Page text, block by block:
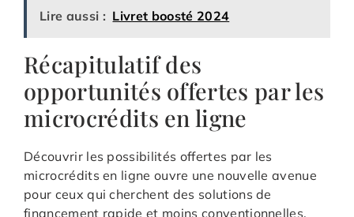
Lire aussi : Livret boosté 2024
Récapitulatif des
opportunités offertes par les
microcrédits en ligne
Découvrir les possibilités offertes par les
microcrédits en ligne ouvre une nouvelle avenue
pour ceux qui cherchent des solutions de
financement rapide et moins conventionnelles.